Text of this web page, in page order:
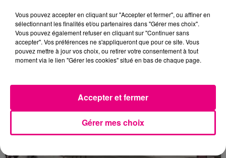
23 juillet 2026
Violent incendie au nord de Toulouse
Vous pouvez accepter en cliquant sur "Accepter et fermer", ou affiner en
sélectionnant les finalités et/ou partenaires dans "Gérer mes choix".
Vous pouvez également refuser en cliquant sur "Continuer sans
accepter". Vos préférences ne s'appliqueront que pour ce site. Vous
pouvez mettre à jour vos choix, ou retirer votre consentement à tout
moment via le lien "Gérer les cookies" situé en bas de chaque page.
Gérer mes choix
Accepter et fermer